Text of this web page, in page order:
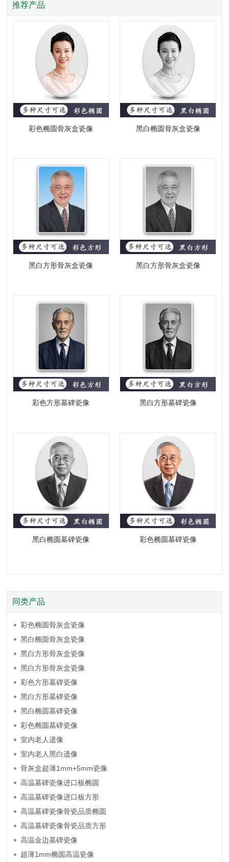
推荐产品
彩色椭圆骨灰盒瓷像 黑白椭圆骨灰盒瓷像
黑白方形骨灰盒瓷像 黑白方形骨灰盒瓷像
彩色方形墓碑瓷像 黑白方形墓碑瓷像
黑白椭圆墓碑瓷像 彩色椭圆墓碑瓷像
同类产品
彩色椭圆骨灰盒瓷像
黑白椭圆骨灰盒瓷像
黑白方形骨灰盒瓷像
黑白方形骨灰盒瓷像
彩色方形墓碑瓷像
黑白方形墓碑瓷像
黑白椭圆墓碑瓷像
彩色椭圆墓碑瓷像
室内老人遗像
室内老人黑白遗像
骨灰盒超薄1mm+5mm瓷像
高温墓碑瓷像进口板椭圆
高温墓碑瓷像进口板方形
高温墓碑瓷像骨瓷品质椭圆
高温墓碑瓷像骨瓷品质方形
高温金边墓碑瓷像
超薄1mm椭圆高温瓷像